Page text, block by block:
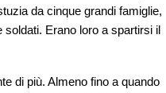
da cinque grandi famiglie,
Erano loro a spartirsi il
di più. Almeno fino a quando